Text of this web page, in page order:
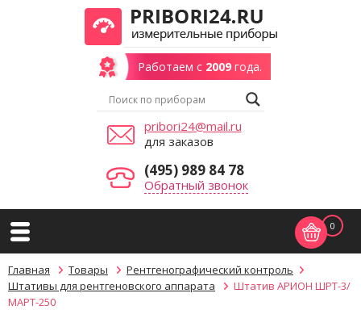
Работаем с 2009года.
pribori24@mail.ru
для заказов
(495) 989 84 78
Обратный звонок
0
Главная Товары
Рентгенографический контроль
Штативы для рентгеновского аппарата
Штатив АРИОН ШРТ-3/
МАРТ-250